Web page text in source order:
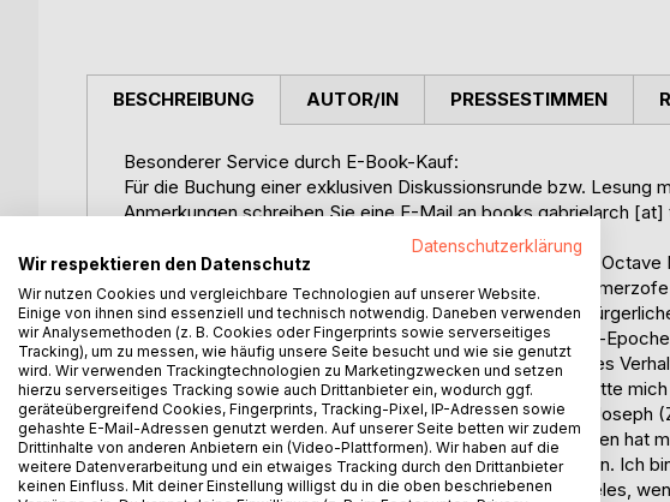
BESCHREIBUNG
Besonderer Service durch E-Book-Kauf:
Für die Buchung einer exklusiven Diskussionsrunde bzw. Lesung
Anmerkungen schreiben Sie eine E-Mail an books.gabrielarch [at]
Der erotische Roman "Tagebuch einer Kammerzofe" von
Erlebnissen (mit vereinzelten BDSM-Elementen) der
ihres Dienersdaseins bei mehreren Mitgliedern der
Sie kritisiert offen die feine Gesellschaft der Fin de Siecle-
Eskapaden mit ihren Herrschaften, demonstriert ihr devotes
Xavier: Ich hätte mich ihm unterworfen, wie ein Tier, ich hätte
mit dem sadistischen Gärtner und mutmaßlichen Mörder Joseph
Er hat von meinen Gedanken Besitz genommen, sein Wesen hat
sich abwechselnd Verwirrung, Begeisterung oder Angst ein. Ich
zu sein oder auch nur mit ihm zu leben, bewußt. Ihm ist vieles,
AUTOR/IN PRESSESTIMMEN
Datenschutzerklärung
Wir respektieren den Datenschutz
Wir nutzen Cookies und vergleichbare Technologien auf unserer Website.
Einige von ihnen sind essenziell und technisch notwendig. Daneben verwenden
wir Analysemethoden (z. B. Cookies oder Fingerprints sowie serverseitiges
Tracking), um zu messen, wie häufig unsere Seite besucht und wie sie genutzt
wird. Wir verwenden Trackingtechnologien zu Marketingzwecken und setzen
hierzu serverseitiges Tracking sowie auch Drittanbieter ein, wodurch ggf.
geräteübergreifend Cookies, Fingerprints, Tracking-Pixel, IP-Adressen sowie
gehashte E-Mail-Adressen genutzt werden. Auf unserer Seite betten wir zudem
Drittinhalte von anderen Anbietern ein (Video-Plattformen). Wir haben auf die
weitere Datenverarbeitung und ein etwaiges Tracking durch den Drittanbieter
keinen Einfluss. Mit deiner Einstellung willigst du in die oben beschriebenen